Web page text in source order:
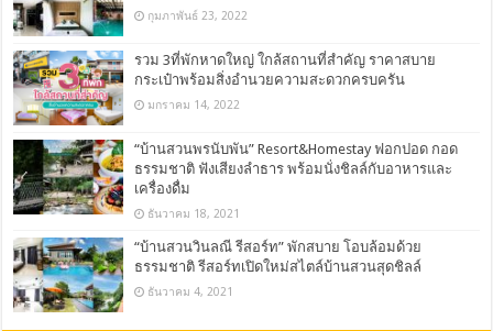
กุมภาพันธ์ 23, 2022
รวม 3ที่พักหาดใหญ่ ใกล้สถานที่สำคัญ ราคาสบาย
กระเป๋าพร้อมสิ่งอำนวยความสะดวกครบครัน
มกราคม 14, 2022
“บ้านสวนพรนับพัน” Resort&Homestay ฟอกปอด กอด
ธรรมชาติ ฟังเสียงลำธาร พร้อมนั่งชิลล์กับอาหารและ
เครื่องดื่ม
ธันวาคม 18, 2021
“บ้านสวนวินลณี รีสอร์ท” พักสบาย โอบล้อมด้วย
ธรรมชาติ รีสอร์ทเปิดใหม่สไตล์บ้านสวนสุดชิลล์
ธันวาคม 4, 2021